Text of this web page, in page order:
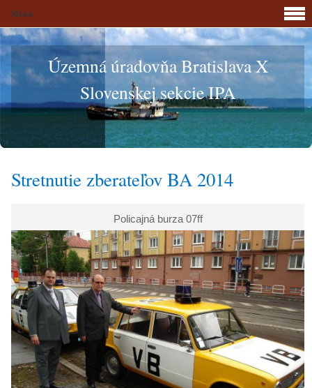
Územná úradovňa Bratislava X
Slovenskej sekcie IPA
Stretnutie zberateľov BA 2014
Policajná burza 07ff
Menu